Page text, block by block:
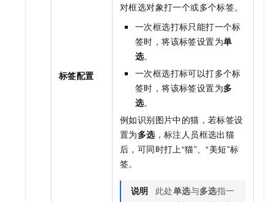
标签配置
对框选对象打一个或多个标签。
一次框选打标只能打一个标
签时，将该标签设置为单
选。
一次框选打标可以打多个标
签时，将该标签设置为多
选。
例如识别图片中的猫，若标签设
置为多选，标注人员框选出猫
后，可同时打上“猫”、“美短”标
签。
说明 此处单选与多选指一